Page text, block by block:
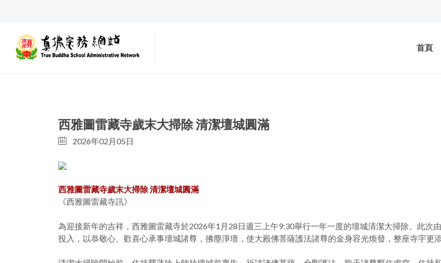
首頁
西雅圖雷藏寺歲末大掃除 清潔壇城圓滿
2026年02月05日
西雅圖雷藏寺歲末大掃除 清潔壇城圓滿
《西雅圖雷藏寺訊》
為迎接新年的吉祥，西雅圖雷藏寺於2026年1月28日週三上午9:30舉行一年一度的壇城清潔大掃除。此次
投入，以恭敬心、歡喜心承事壇城諸尊，拂塵淨壇，使大殿佛菩薩護法諸尊的金身容光煥發，整座寺宇更